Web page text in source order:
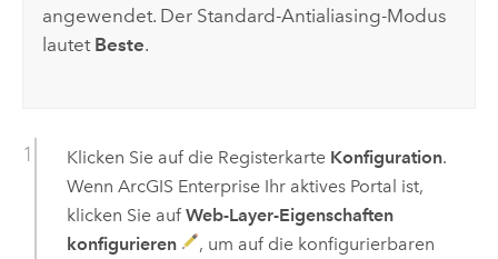
angewendet. Der Standard-Antialiasing-Modus
lautet Beste.
Klicken Sie auf die Registerkarte Konfiguration.
Wenn ArcGIS EnterpriseIhr aktives Portal ist,
klicken Sie auf Web-Layer-Eigenschaften
konfigurieren
, um auf die konfigurierbaren